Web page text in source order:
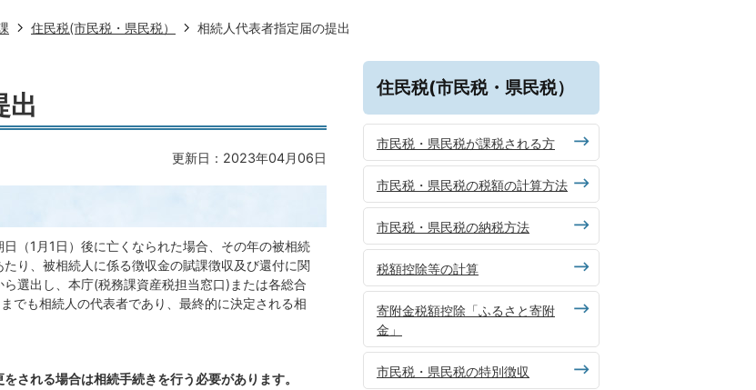
住民税(市民税・県民税） 相続人代表者指定届の提出
出
更新日：2023年04月06日
（1月1日）後に亡くなられた場合、その年の被相続
り、被相続人に係る徴収金の賦課徴収及び還付に関
選出し、本庁(税務課資産税担当窓口)または各総合
でも相続人の代表者であり、最終的に決定される相
される場合は相続手続きを行う必要があります。
住民税(市民税・県民税）
市民税・県民税が課税される方
市民税・県民税の税額の計算方法
市民税・県民税の納税方法
税額控除等の計算
寄附金税額控除「ふるさと寄附
金」
市民税・県民税の特別徴収